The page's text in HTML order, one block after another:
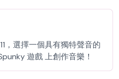
，選擇一個具有獨特聲音的
遊戲 上創作音樂！